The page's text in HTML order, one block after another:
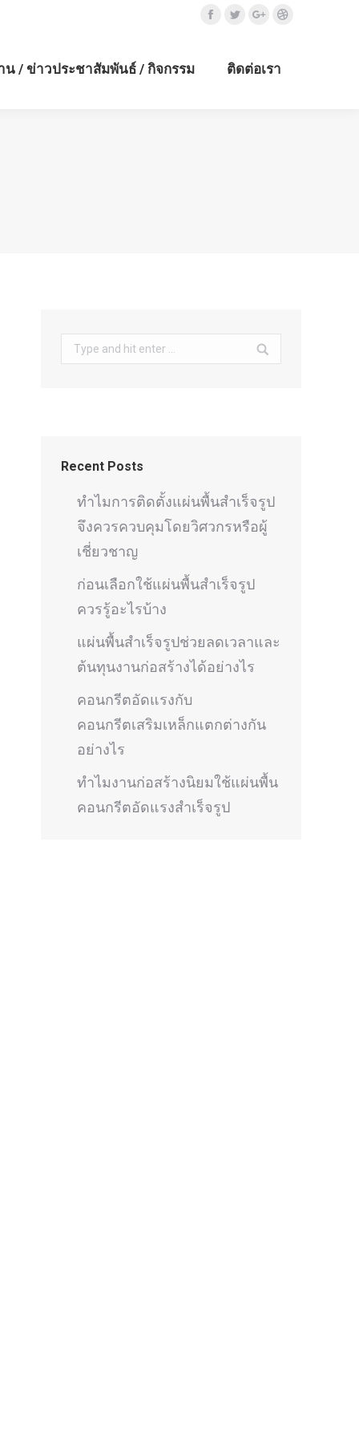
Facebook
TwitterGoogle+Dribbble
น / ข่าวประชาสัมพันธ์ / กิจกรรม ติดต่อเรา
Search:
Recent Posts
ทำไมการติดตั้งแผ่นพื้นสำเร็จรูป
จึงควรควบคุมโดยวิศวกรหรือผู้
เชี่ยวชาญ
ก่อนเลือกใช้แผ่นพื้นสำเร็จรูป
ควรรู้อะไรบ้าง
แผ่นพื้นสำเร็จรูปช่วยลดเวลาและ
ต้นทุนงานก่อสร้างได้อย่างไร
คอนกรีตอัดแรงกับ
คอนกรีตเสริมเหล็กแตกต่างกัน
อย่างไร
ทำไมงานก่อสร้างนิยมใช้แผ่นพื้น
คอนกรีตอัดแรงสำเร็จรูป